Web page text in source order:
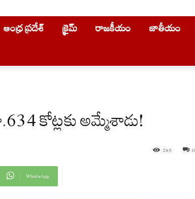
ఆంధ్ర ప్రదేశ్ క్రైమ్ రాజకీయం జాతీయం
కోట్లకు అమ్మేశాడు!
0
265
WhatsApp